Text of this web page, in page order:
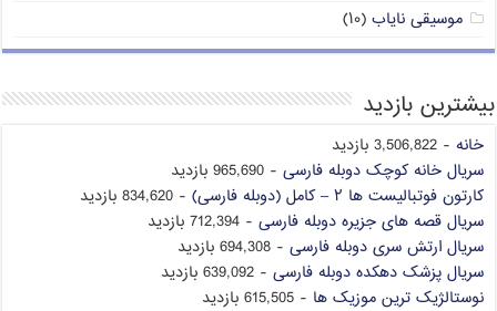
موسیقی نایاب (۱۰)
بیشترین بازدید
خانه - 3,506,822 بازدید
سریال خانه کوچک دوبله فارسی - 965,690 بازدید
کارتون فوتبالیست ها ۲ – کامل (دوبله فارسی)
- 834,620 بازدید
سریال قصه های جزیره دوبله فارسی - 712,394 بازدید
سریال ارتش سری دوبله فارسی - 694,308 بازدید
سریال پزشک دهکده دوبله فارسی - 639,092 بازدید
نوستالژیک ترین موزیک ها - 615,505 بازدید